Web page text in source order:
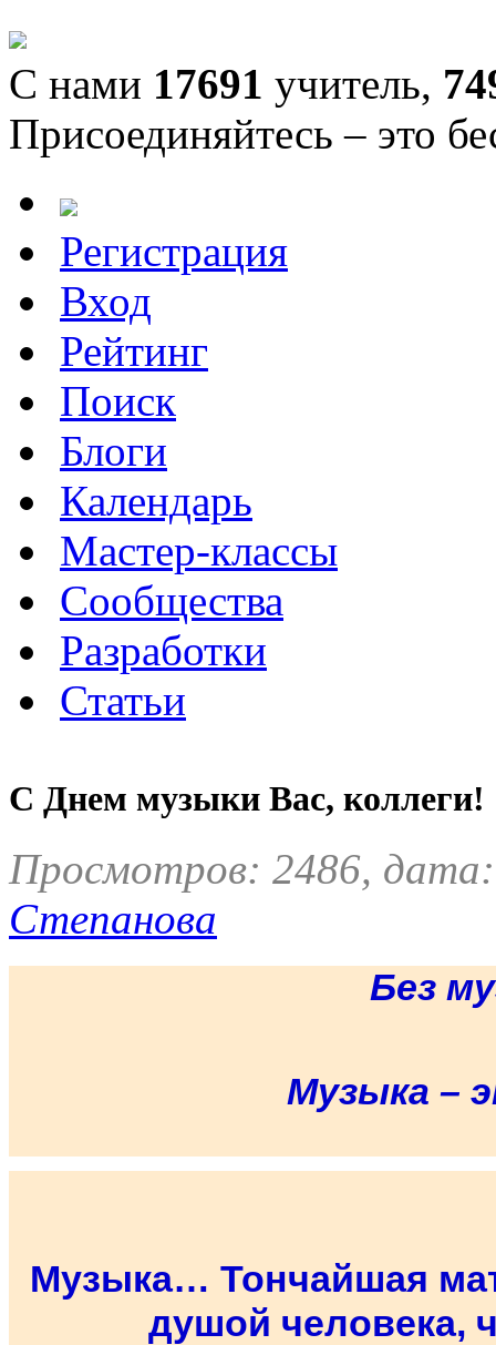
С нами 17691 учитель,
Присоединяйтесь – это
Регистрация
Вход
Рейтинг
Поиск
Блоги
Календарь
Мастер-классы
Сообщества
Разработки
Статьи
С Днем музыки Вас, коллеги!
Просмотров: 2486,
Степанова
Без
Музыка –
Музыка… Тончайшая
душой человека,